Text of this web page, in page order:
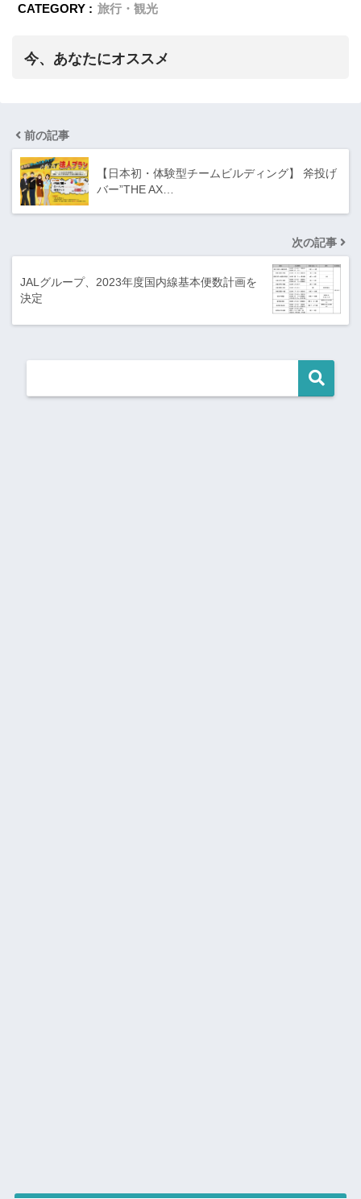
CATEGORY : 旅行・観光
今、あなたにオススメ
前の記事
【日本初・体験型チームビルディング】 斧投げ
バー”THE AX…
次の記事
JALグループ、2023年度国内線基本便数計画を
決定